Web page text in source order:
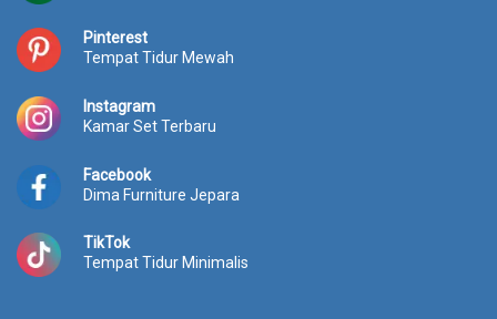
Pinterest
Tempat Tidur Mewah
Instagram
Kamar Set Terbaru
Facebook
Dima Furniture Jepara
TikTok
Tempat Tidur Minimalis